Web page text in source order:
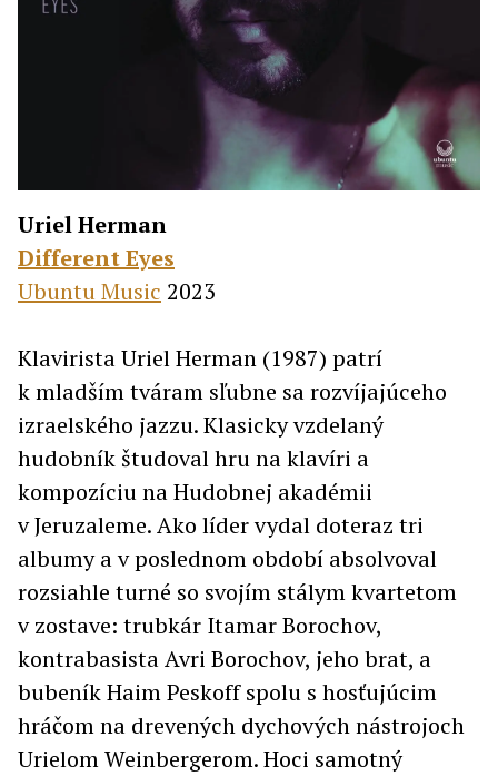
Uriel Herman
Different Eyes
Ubuntu Music 2023
Klavirista Uriel Herman (1987) patrí
k mladším tváram sľubne sa rozvíjajúceho
izraelského jazzu. Klasicky vzdelaný
hudobník študoval hru na klavíri a
kompozíciu na Hudobnej akadémii
v Jeruzaleme. Ako líder vydal doteraz tri
albumy a v poslednom období absolvoval
rozsiahle turné so svojím stálym kvartetom
v zostave: trubkár Itamar Borochov,
kontrabasista Avri Borochov, jeho brat, a
bubeník Haim Peskoff spolu s hosťujúcim
hráčom na drevených dychových nástrojoch
Urielom Weinbergerom. Hoci samotný